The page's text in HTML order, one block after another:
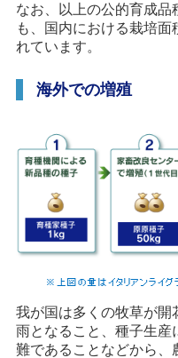
なお、以上の公的育成品
も、国内における栽培
れています。
海外での増殖
我が国は多くの牧草が開
雨となること、種子生産
難であることなどから